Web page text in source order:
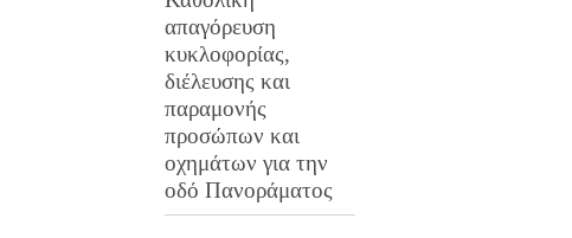
απαγόρευση
κυκλοφορίας,
διέλευσης και
παραμονής
προσώπων και
οχημάτων για την
οδό Πανοράματος